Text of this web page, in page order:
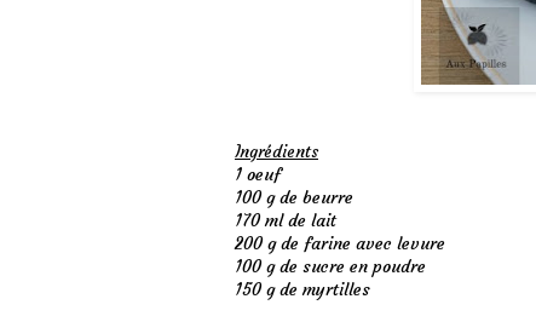
Ingrédients
1 oeuf
100 g de beurre
170 ml de lait
200 g de farine avec levure
100 g de sucre en poudre
150 g de myrtilles